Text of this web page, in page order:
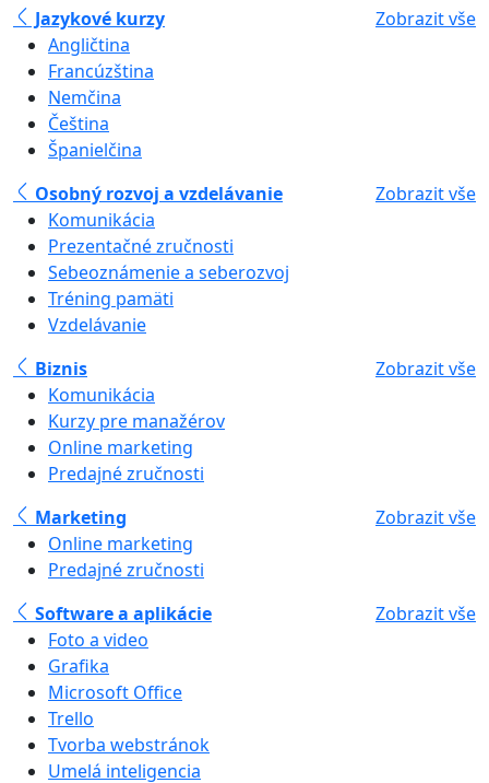
Jazykové kurzy
Zobrazit vše
Angličtina
Francúzština
Nemčina
Čeština
Španielčina
Osobný rozvoj a vzdelávanie
Zobrazit vše
Komunikácia
Prezentačné zručnosti
Sebeoznámenie a seberozvoj
Tréning pamäti
Vzdelávanie
Biznis
Zobrazit vše
Komunikácia
Kurzy pre manažérov
Online marketing
Predajné zručnosti
Marketing
Zobrazit vše
Online marketing
Predajné zručnosti
Software a aplikácie
Zobrazit vše
Foto a video
Grafika
Microsoft Office
Trello
Tvorba webstránok
Umelá inteligencia